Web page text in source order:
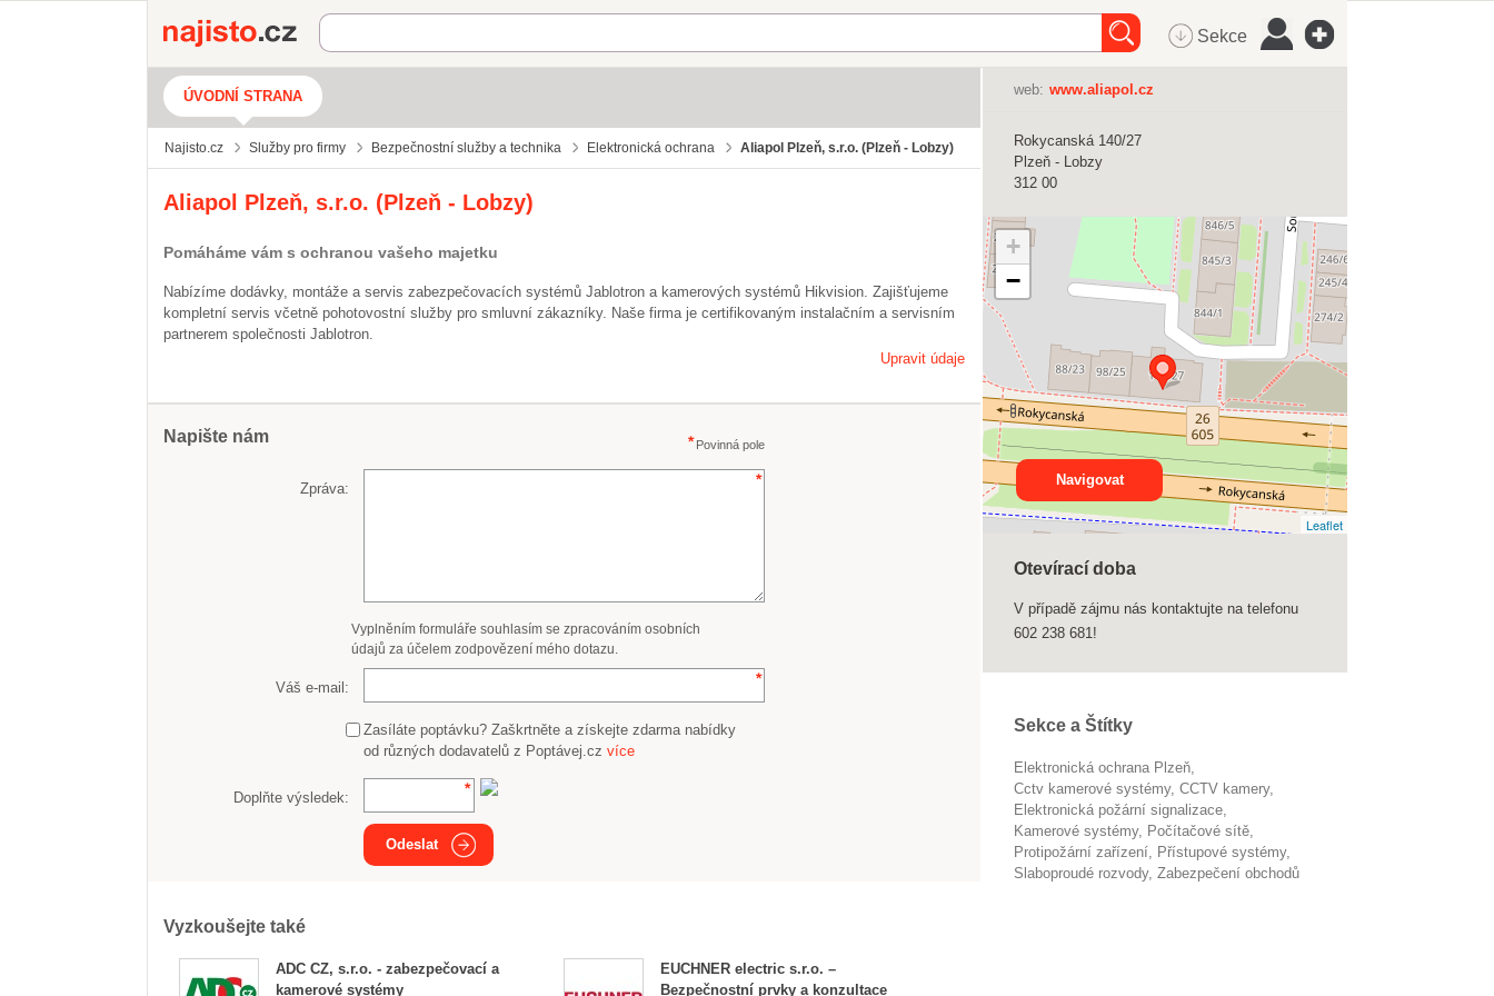
Najisto.cz Sekce
ÚVODNÍ STRANA
Najisto.cz Služby pro firmy Bezpečnostní služby a technika Elektronická ochrana Aliapol Plzeň, s.r.o. (Plzeň - Lobzy)
Aliapol Plzeň, s.r.o. (Plzeň - Lobzy)
Pomáháme vám s ochranou vašeho majetku
Nabízíme dodávky, montáže a servis zabezpečovacích systémů Jablotron a kamerových systémů Hikvision. Zajišťujeme
kompletní servis včetně pohotovostní služby pro smluvní zákazníky. Naše firma je certifikovaným instalačním a servisním
partnerem společnosti Jablotron.
Upravit údaje
Napište nám Povinná pole
Zpráva:
Vyplněním formuláře souhlasím se zpracováním osobních
údajů za účelem zodpovězení mého dotazu.
Váš e-mail:
Zasíláte poptávku? Zaškrtněte a získejte zdarma nabídky
od různých dodavatelů z Poptávej.cz více
Doplňte výsledek:
Odeslat
Vyzkoušejte také
ADC CZ, s.r.o. - zabezpečovací a
kamerové systémy
EUCHNER electric s.r.o. –
Bezpečnostní prvky a konzultace
web: www.aliapol.cz
Rokycanská 140/27
Plzeň - Lobzy
312 00
+
−
Leaflet
Navigovat
Otevírací doba
V případě zájmu nás kontaktujte na telefonu
602 238 681!
Sekce a Štítky
Elektronická ochrana Plzeň
cctv kamerové systémy
CCTV kamery
elektronická požární signalizace
Kamerové systémy
počítačové sítě
protipožární zařízení
přístupové systémy
slaboproudé rozvody
zabezpečení obchodů